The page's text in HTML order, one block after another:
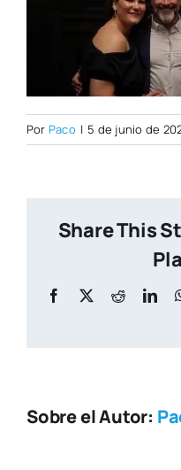
Por Paco | 5 de junio de
Share This
Facebook
X Reddit
Sobre el Autor: